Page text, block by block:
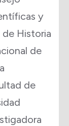
y
Historia
de
de